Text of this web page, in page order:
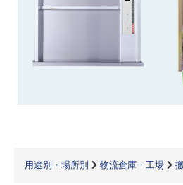
用途別・場所別 物流倉庫・工場